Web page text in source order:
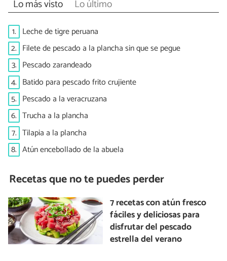
Lo más visto Lo último
1. Leche de tigre peruana
2. Filete de pescado a la plancha sin que se pegue
3. Pescado zarandeado
4. Batido para pescado frito crujiente
5. Pescado a la veracruzana
6. Trucha a la plancha
7. Tilapia a la plancha
8. Atún encebollado de la abuela
Recetas que no te puedes perder
7 recetas con atún fresco
fáciles y deliciosas para
disfrutar del pescado
estrella del verano